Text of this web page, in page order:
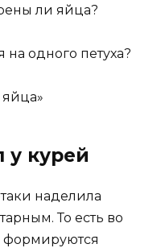
ли яйца?
одного петуха?
курей
наделила
То есть во
формируются